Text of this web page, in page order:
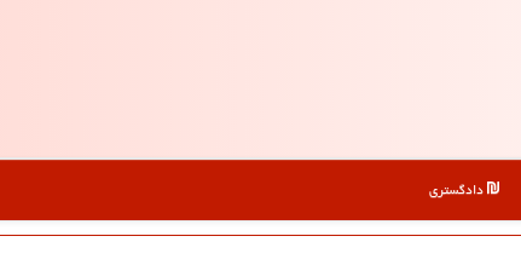
دادگستری